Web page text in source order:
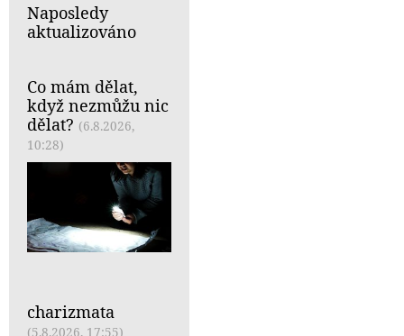
Naposledy
aktualizováno
Co mám dělat,
když nezmůžu nic
dělat? (6.8.2026,
10:28)
charizmata
(5.8.2026, 17:55)